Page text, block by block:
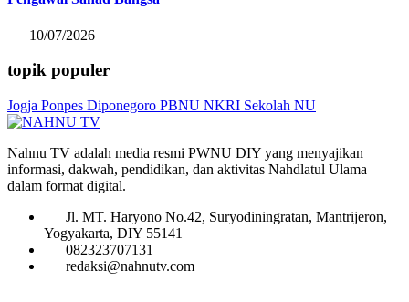
10/07/2026
topik populer
Jogja Ponpes Diponegoro PBNU NKRI Sekolah NU
Nahnu TV adalah media resmi PWNU DIY yang menyajikan
informasi, dakwah, pendidikan, dan aktivitas Nahdlatul Ulama
dalam format digital.
Jl. MT. Haryono No.42, Suryodiningratan, Mantrijeron,
Yogyakarta, DIY 55141
082323707131
redaksi@nahnutv.com